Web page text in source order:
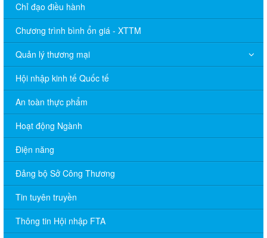
Chỉ đạo điều hành
Chương trình bình ổn giá - XTTM
Quản lý thương mại
Hội nhập kinh tế Quốc tế
An toàn thực phẩm
Hoạt động Ngành
Điện năng
Đảng bộ Sở Công Thương
Tin tuyên truyền
Thông tin Hội nhập FTA